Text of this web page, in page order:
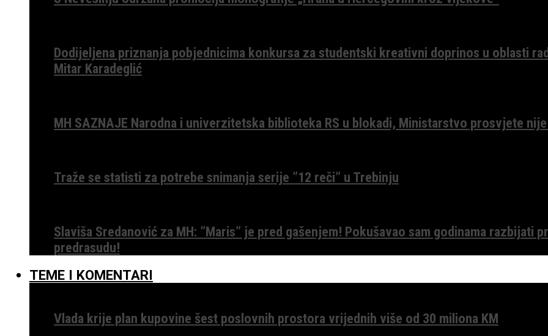
Dodijeljena priznanja pobjednicima konkursa za studentski kreativni doprinos u oblasti
Mitar Karadeglić
MH SAZNAJE Narodna i univerzitetska biblioteka RS u blokadi, Ministarstvo prosvjete nije
Traže se statisti za potrebe snimanja serije ”12 reči” u Trebinju
Slaviša Sredanović za MH: ”Maris” je pred gašenjem! Pokušavao sam godinama razbijati
predrasudu!
TEME I KOMENTARI
Vlada krije plan kupovine šest poslovnih prostora vrijednih više od 30 miliona KM